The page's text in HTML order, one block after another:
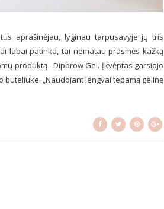
aprašinėjau, lyginau tarpusavyje jų tris
labai patinka, tai nematau prasmės kažką
produktą - Dipbrow Gel. Įkvėptas garsiojo
„Naudojant lengvai tepamą gelinę